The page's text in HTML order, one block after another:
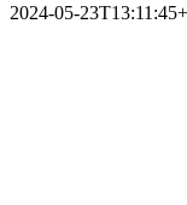
2024-05-